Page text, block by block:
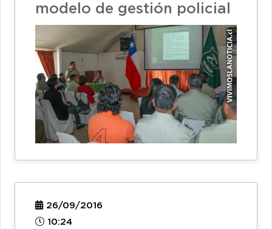
modelo de gestión policial
26/09/2016
10:24